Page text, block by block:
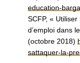
education-
SCFP, «
d’emploi dans
(octobre 2018)
sattaquer-la-